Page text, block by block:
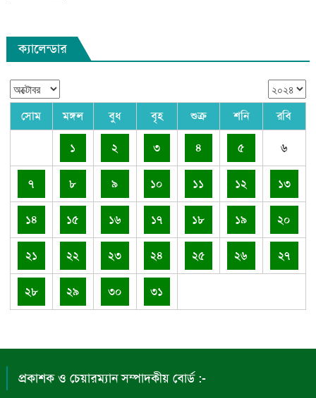
ক্যালেন্ডার
সোম মঙ্গল বুধ বৃহ শুক্র শনি রবি
১ ২ ৩ ৪ ৫ ৬
৭ ৮ ৯ ১০ ১১ ১২ ১৩
১৪ ১৫ ১৬ ১৭ ১৮ ১৯ ২০
২১ ২২ ২৩ ২৪ ২৫ ২৬ ২৭
২৮ ২৯ ৩০ ৩১
প্রকাশক ও চেয়ারম্যান সম্পাদকীয় বোর্ড :-